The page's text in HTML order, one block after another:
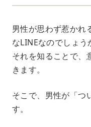
男性が思わず惹かれ
なLINEなのでしょう
それを知ることで、
きます。
そこで、男性が「つ
す。